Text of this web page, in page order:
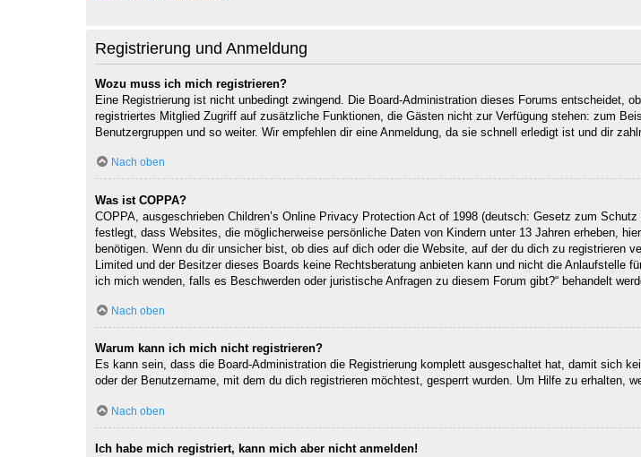
Registrierung und Anmeldung
Wozu muss ich mich registrieren?
Eine Registrierung ist nicht unbedingt zwingend. Die Board-Administration dieses Forums entscheidet,
registriertes Mitglied Zugriff auf zusätzliche Funktionen, die Gästen nicht zur Verfügung stehen: zum
Benutzergruppen und so weiter. Wir empfehlen dir eine Anmeldung, da sie schnell erledigt ist und dir
Nach oben
Was ist COPPA?
COPPA, ausgeschrieben Children’s Online Privacy Protection Act of 1998 (deutsch: Gesetz zum
festlegt, dass Websites, die möglicherweise persönliche Daten von Kindern unter 13 Jahren erheben,
benötigen. Wenn du dir unsicher bist, ob dies auf dich oder die Website, auf der du dich zu
Limited und der Besitzer dieses Boards keine Rechtsberatung anbieten kann und nicht die Anlaufstelle
ich mich wenden, falls es Beschwerden oder juristische Anfragen zu diesem Forum gibt?“ behandelt
Nach oben
Warum kann ich mich nicht registrieren?
Es kann sein, dass die Board-Administration die Registrierung komplett ausgeschaltet hat, damit sich
oder der Benutzername, mit dem du dich registrieren möchtest, gesperrt wurden. Um Hilfe zu erhalten,
Nach oben
Ich habe mich registriert, kann mich aber nicht anmelden!